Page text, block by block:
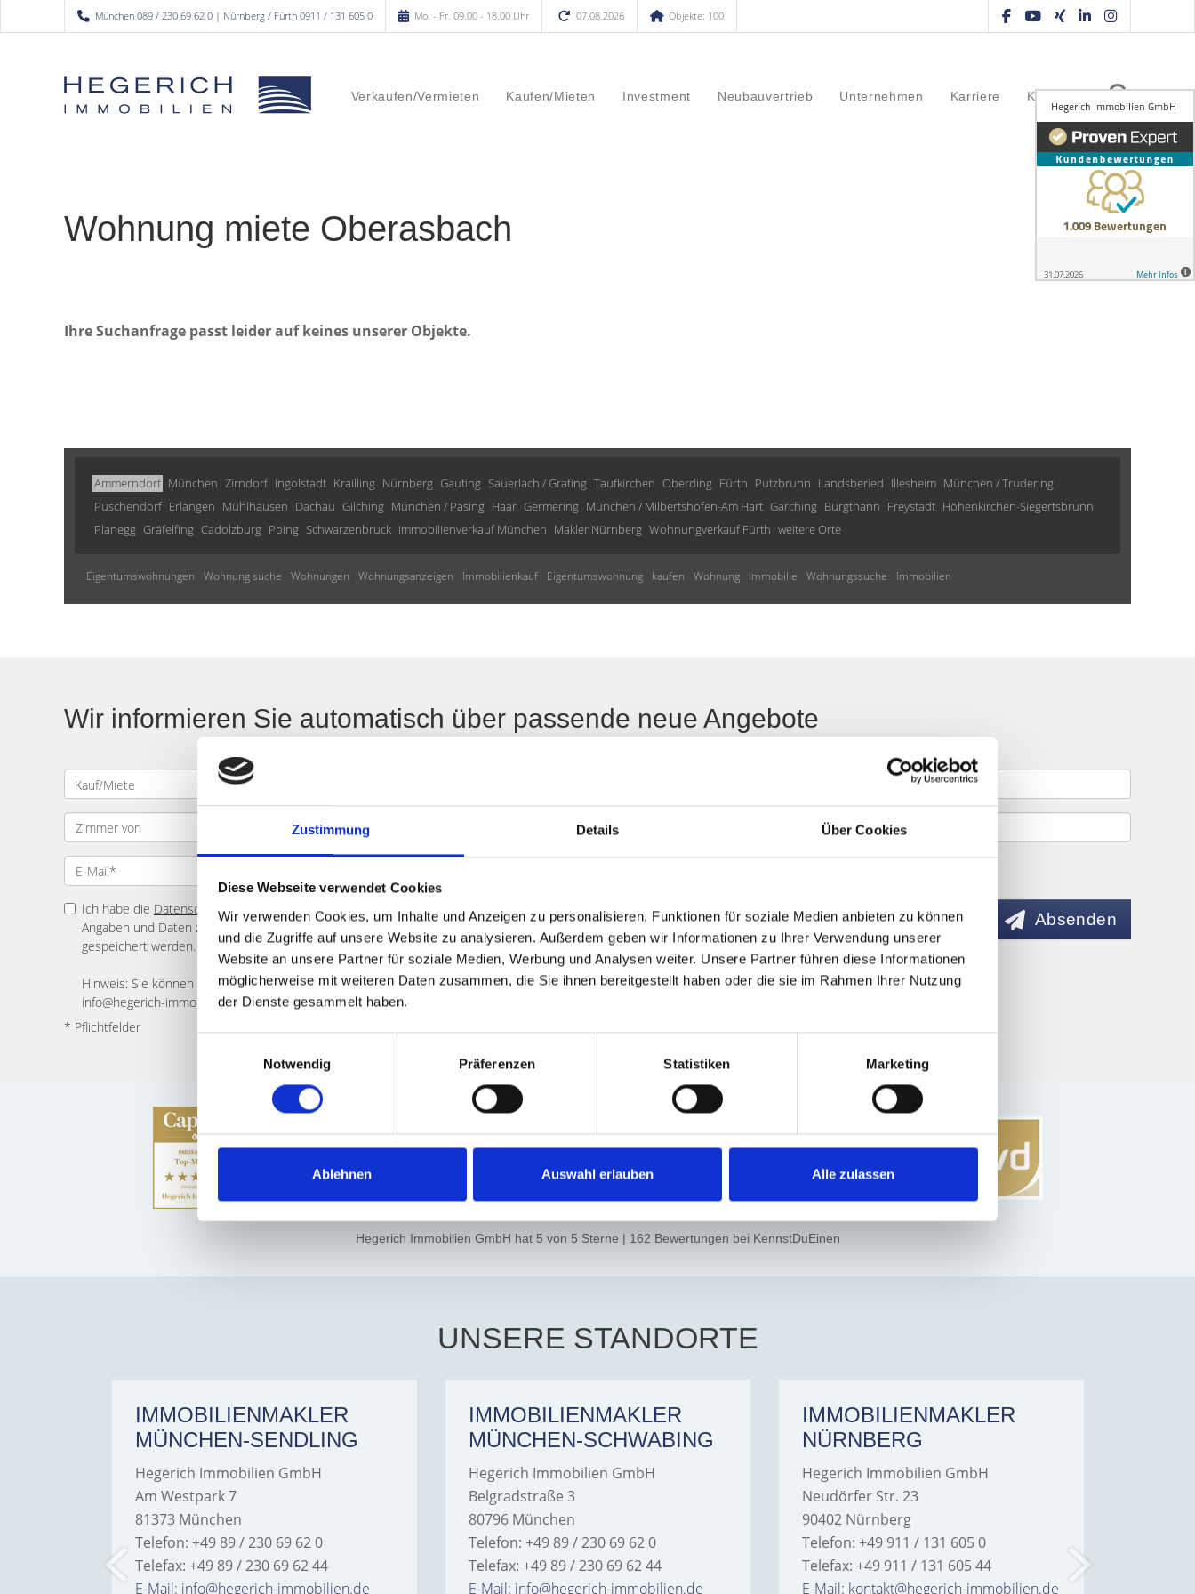
Zustimmung Details Über Cookies
Diese Webseite verwendet Cookies
Wir verwenden Cookies, um Inhalte und Anzeigen zu personalisieren, Funktionen für soziale Medien anbieten zu können
und die Zugriffe auf unsere Website zu analysieren. Außerdem geben wir Informationen zu Ihrer Verwendung unserer
Website an unsere Partner für soziale Medien, Werbung und Analysen weiter. Unsere Partner führen diese Informationen
möglicherweise mit weiteren Daten zusammen, die Sie ihnen bereitgestellt haben oder die sie im Rahmen Ihrer Nutzung
der Dienste gesammelt haben.
Notwendig
Präferenzen Statistiken Marketing
Ablehnen Auswahl erlauben Alle zulassen
München 089 / 230 69 62 0 | Nürnberg / Fürth 0911 / 131 605 0 Mo. - Fr. 09.00 - 18.00 Uhr 07.08.2026 Objekte: 100
Verkaufen/Vermieten Kaufen/Mieten Investment Neubauvertrieb Unternehmen Karriere Kontakt
Wohnung miete Oberasbach
Ihre Suchanfrage passt leider auf keines unserer Objekte.
Ammerndorf München Zirndorf Ingolstadt Krailling Nürnberg Gauting Sauerlach / Grafing Taufkirchen Oberding Fürth Putzbrunn Landsberied Illesheim München / Trudering
Puschendorf Erlangen Mühlhausen Dachau Gilching München / Pasing Haar Germering München / Milbertshofen-Am Hart Garching Burgthann Freystadt Höhenkirchen-Siegertsbrunn
Planegg Gräfelfing Cadolzburg Poing Schwarzenbruck Immobilienverkauf München Makler Nürnberg Wohnungverkauf Fürth weitere Orte
Eigentumswohnungen Wohnung suche Wohnungen Wohnungsanzeigen Immobilienkauf Eigentumswohnung kaufen Wohnung Immobilie Wohnungssuche Immobilien
Wir informieren Sie automatisch über passende neue Angebote
Ich habe die Datenschutzerklärung
zur Kenntnis genommen. Ich stimme zu, dass meine
Angaben und Daten zur Beantwortung meiner Anfrage elektronisch erhoben und
gespeichert werden.
Hinweis: Sie können Ihre Einwilligung jederzeit für die Zukunft per E-Mail an
info@hegerich-immobilien.de widerrufen. *
* Pflichtfelder
Absenden
Hegerich Immobilien GmbH hat 5 von 5 Sterne | 162 Bewertungen bei KennstDuEinen
UNSERE STANDORTE
IMMOBILIENMAKLER
MÜNCHEN-SENDLING
Hegerich Immobilien GmbH
Am Westpark 7
81373 München
Telefon: +49 89 / 230 69 62 0
Telefax: +49 89 / 230 69 62 44
E-Mail: info@hegerich-immobilien.de
IMMOBILIENMAKLER
MÜNCHEN-SCHWABING
Hegerich Immobilien GmbH
Belgradstraße 3
80796 München
Telefon: +49 89 / 230 69 62 0
Telefax: +49 89 / 230 69 62 44
E-Mail: info@hegerich-immobilien.de
IMMOBILIENMAKLER
NÜRNBERG
Hegerich Immobilien GmbH
Neudörfer Str. 23
90402 Nürnberg
Telefon: +49 911 / 131 605 0
Telefax: +49 911 / 131 605 44
E-Mail: kontakt@hegerich-immobilien.de